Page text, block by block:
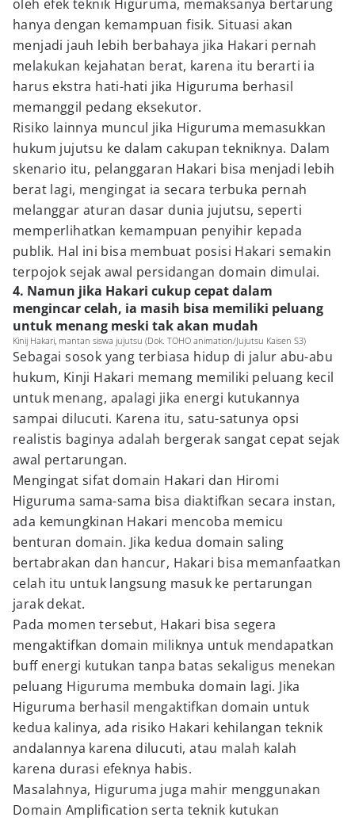
oleh efek teknik Higuruma, memaksanya bertarung
hanya dengan kemampuan fisik. Situasi akan
menjadi jauh lebih berbahaya jika Hakari pernah
melakukan kejahatan berat, karena itu berarti ia
harus ekstra hati-hati jika Higuruma berhasil
memanggil pedang eksekutor.
Risiko lainnya muncul jika Higuruma memasukkan
hukum jujutsu ke dalam cakupan tekniknya. Dalam
skenario itu, pelanggaran Hakari bisa menjadi lebih
berat lagi, mengingat ia secara terbuka pernah
melanggar aturan dasar dunia jujutsu, seperti
memperlihatkan kemampuan penyihir kepada
publik. Hal ini bisa membuat posisi Hakari semakin
terpojok sejak awal persidangan domain dimulai.
4. Namun jika Hakari cukup cepat dalam
mengincar celah, ia masih bisa memiliki peluang
untuk menang meski tak akan mudah
Kinij Hakari, mantan siswa jujutsu (Dok. TOHO animation/Jujutsu Kaisen S3)
Sebagai sosok yang terbiasa hidup di jalur abu-abu
hukum, Kinji Hakari memang memiliki peluang kecil
untuk menang, apalagi jika energi kutukannya
sampai dilucuti. Karena itu, satu-satunya opsi
realistis baginya adalah bergerak sangat cepat sejak
awal pertarungan.
Mengingat sifat domain Hakari dan Hiromi
Higuruma sama-sama bisa diaktifkan secara instan,
ada kemungkinan Hakari mencoba memicu
benturan domain. Jika kedua domain saling
bertabrakan dan hancur, Hakari bisa memanfaatkan
celah itu untuk langsung masuk ke pertarungan
jarak dekat.
Pada momen tersebut, Hakari bisa segera
mengaktifkan domain miliknya untuk mendapatkan
buff energi kutukan tanpa batas sekaligus menekan
peluang Higuruma membuka domain lagi. Jika
Higuruma berhasil mengaktifkan domain untuk
kedua kalinya, ada risiko Hakari kehilangan teknik
andalannya karena dilucuti, atau malah kalah
karena durasi efeknya habis.
Masalahnya, Higuruma juga mahir menggunakan
Domain Amplification serta teknik kutukan